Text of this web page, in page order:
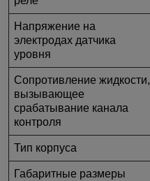
Напряжение на
электродах датчика
уровня
Сопротивление жидкости,
вызывающее
срабатывание канала
контроля
Тип корпуса
Габаритные размеры